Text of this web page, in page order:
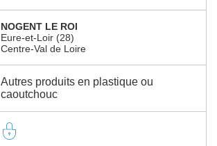
NOGENT LE ROI
Eure-et-Loir (28)
Centre-Val de Loire
Autres produits en plastique ou
caoutchouc